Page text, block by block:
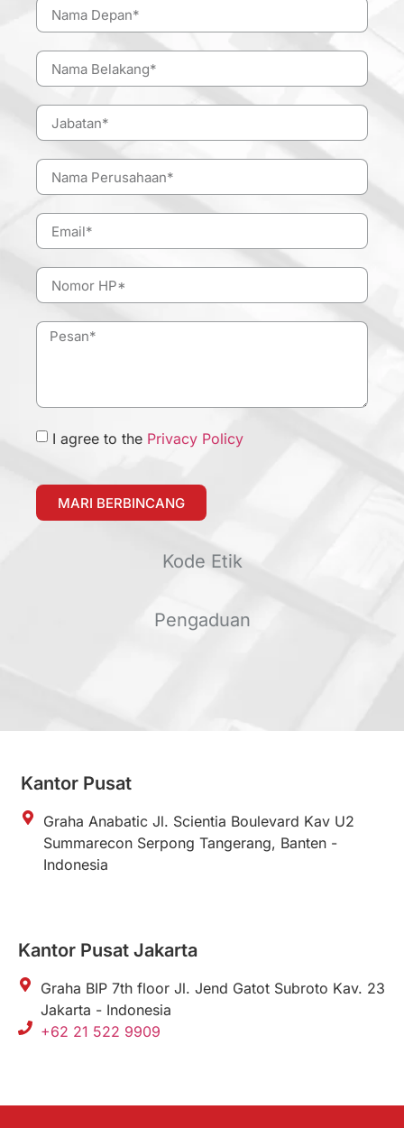
Kode Etik
Pengaduan
I agree to the Privacy Policy
MARI BERBINCANG
Kantor Pusat
Graha Anabatic Jl. Scientia Boulevard Kav U2
Summarecon Serpong Tangerang, Banten -
Indonesia
Kantor Pusat Jakarta
Graha BIP 7th floor Jl. Jend Gatot Subroto Kav. 23
Jakarta - Indonesia
+62 21 522 9909